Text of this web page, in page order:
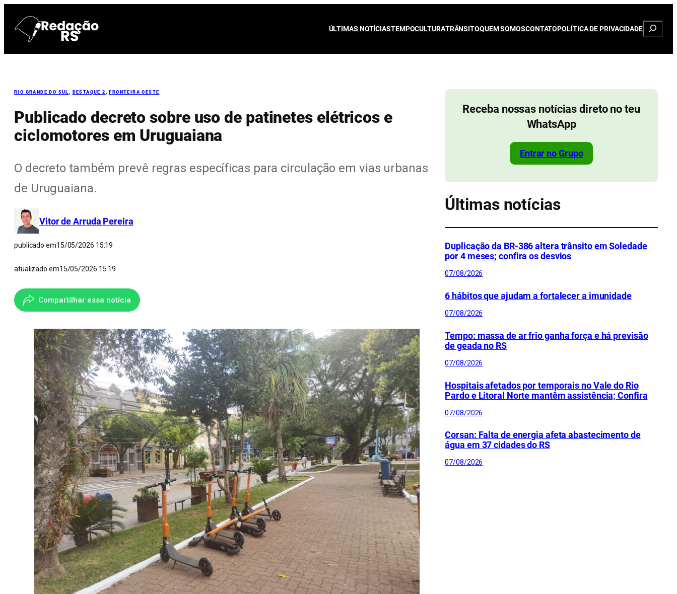
para
conteúdo
ÚLTIMAS NOTÍCIASTEMPOCULTURATRÂNSITOQUEM SOMOSCONTATOPOLÍTICA DE PRIVACIDADE
RIO GRANDE DO SUL DESTAQUE 2 FRONTEIRA OESTE
Publicado decreto sobre uso de patinetes elétricos e
ciclomotores em Uruguaiana
O decreto também prevê regras específicas para circulação em vias urbanas
de Uruguaiana.
Vitor de Arruda Pereira
publicado em15/05/2026 15:19
atualizado em15/05/2026 15:19
Compartilhar essa notícia
Receba nossas notícias direto no teu
WhatsApp
Entrar no Grupo
Últimas notícias
Duplicação da BR-386 altera trânsito em Soledade
por 4 meses; confira os desvios
07/08/2026
6 hábitos que ajudam a fortalecer a imunidade
07/08/2026
Tempo: massa de ar frio ganha força e há previsão
de geada no RS
07/08/2026
Hospitais afetados por temporais no Vale do Rio
Pardo e Litoral Norte mantêm assistência; Confira
07/08/2026
Corsan: Falta de energia afeta abastecimento de
água em 37 cidades do RS
07/08/2026